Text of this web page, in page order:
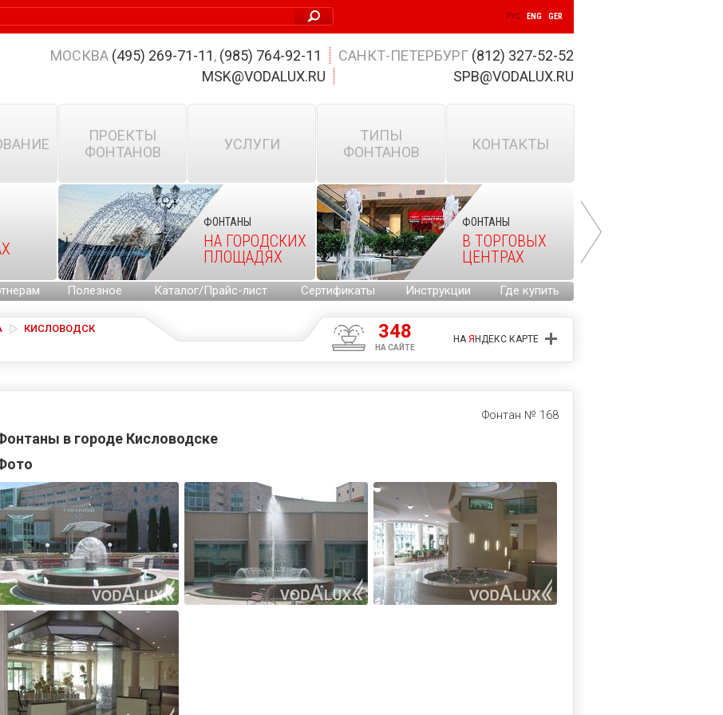
РУС ENG GER
МОСКВА (495) 269-71-11, (985) 764-92-11 САНКТ-ПЕТЕРБУРГ (812) 327-52-52
MSK@VODALUX.RU
SPB@VODALUX.RU
ПРОЕКТЫ
ФОНТАНОВ
УСЛУГИ
ТИПЫ
ФОНТАНОВ
КОНТАКТЫ
ФОНТАНЫ
НА ГОРОДСКИХ
ПЛОЩАДЯХ
ФОНТАНЫ
В ТОРГОВЫХ
ЦЕНТРАХ
Полезное Каталог/Прайс-лист Сертификаты Инструкции Где купить
КИСЛОВОДСК 348
НА САЙТЕ
НАЯ НДЕКС КАРТЕ
Фонтан № 168
в городе Кисловодске